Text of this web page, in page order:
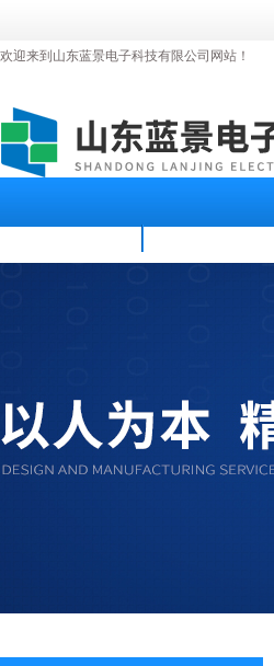
欢迎来到山东蓝景电子科技有限公司网站！